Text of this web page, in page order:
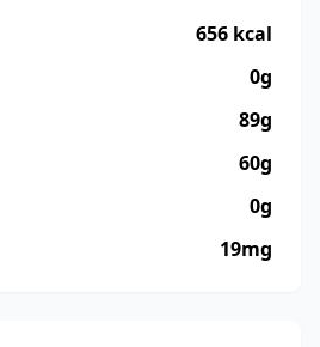
656 kcal
0g
89g
60g
0g
19mg